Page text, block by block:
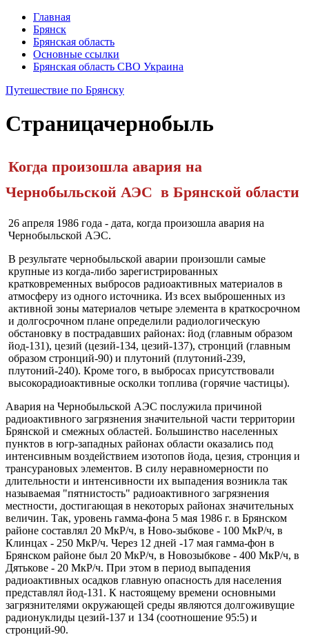
Главная
Брянск
Брянская область
Основные ссылки
Брянская область СВО Украина
Путешествие по Брянску
Страницачернобыль
Когда произошла авария на
Чернобыльской АЭС в Брянской области
26 апреля 1986 года - дата, когда произошла авария на
Чернобыльс­кой АЭС.
В результате чернобыльской аварии произошли самые
крупные из когда-либо зарегистрированных
кратковременных выбросов радиоактив­ных материалов в
атмосферу из одного источника. Из всех выброшенных из
активной зоны материалов четыре элемента в краткосрочном
и долго­срочном плане определили радиологическую
обстановку в пострадавших районах: йод (главным образом
йод-131), цезий (цезий-134, цезий-137), строн­ций (главным
образом стронций-90) и плутоний (плутоний-239,
плутоний-240). Кроме того, в выбросах присутствовали
высокорадиоактивные ос­колки топлива (горячие частицы).
Авария на Чернобыльской АЭС послужила причиной
радиоак­тивного загрязнения значительной части территории
Брянской и смеж­ных областей. Большинство населенных
пунктов в югр-западных рай­онах области оказались под
интенсивным воздействием изотопов йода, цезия, стронция и
трансурановых элементов. В силу неравномерности по
длительности и интенсивности их выпадения возникла так
называ­емая "пятнистость" радиоактивного загрязнения
местности, достига­ющая в некоторых районах значительных
величин. Так, уровень гам­ма-фона 5 мая 1986 г. в Брянском
районе составлял 20 МкР/ч, в Ново-зыбкове - 100 МкР/ч, в
Клинцах - 250 МкР/ч. Через 12 дней -17 мая гам­ма-фон в
Брянском районе был 20 МкР/ч, в Новозыбкове - 400 МкР/ч, в
Дятькове - 20 МкР/ч. При этом в период выпадения
радиоактивных осадков главную опасность для населения
представлял йод-131. К на­стоящему времени основными
загрязнителями окружающей среды яв­ляются долгоживущие
радионуклиды цезий-137 и 134 (соотношение 95:5) и
стронций-90.